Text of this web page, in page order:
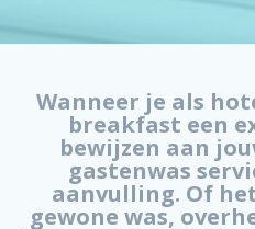
Wanneer je als
breakfast een
bewijzen aan
gastenwas
aanvulling. Of
gewone was,